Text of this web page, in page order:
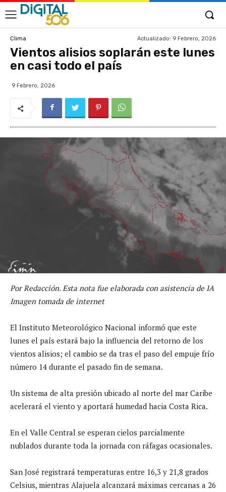
Clima Actualizado: 9 Febrero, 2026
Vientos alisios soplarán este lunes
en casi todo el país
9 Febrero, 2026
Por Redacción. Esta nota fue elaborada con asistencia de IA
Imagen tomada de internet
El Instituto Meteorológico Nacional informó que este
lunes el país estará bajo la influencia del retorno de los
vientos alisios; el cambio se da tras el paso del empuje frío
número 14 durante el pasado fin de semana.
Un sistema de alta presión ubicado al norte del mar Caribe
acelerará el viento y aportará humedad hacia Costa Rica.
En el Valle Central se esperan cielos parcialmente
nublados durante toda la jornada con ráfagas ocasionales.
San José registrará temperaturas entre 16,3 y 21,8 grados
Celsius, mientras Alajuela alcanzará máximas cercanas a 26